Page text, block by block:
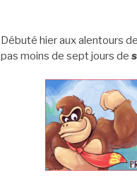
Débuté hier aux alentours
pas moins de sept jours de